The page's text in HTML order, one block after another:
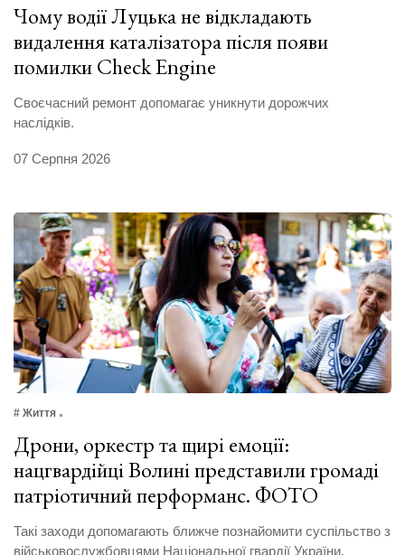
Чому водії Луцька не відкладають
видалення каталізатора після появи
помилки Check Engine
Своєчасний ремонт допомагає уникнути дорожчих
наслідків.
07 Серпня 2026
# Життя
Дрони, оркестр та щирі емоції:
нацгвардійці Волині представили громаді
патріотичний перформанс. ФОТО
Такі заходи допомагають ближче познайомити суспільство з
військовослужбовцями Національної гвардії України.